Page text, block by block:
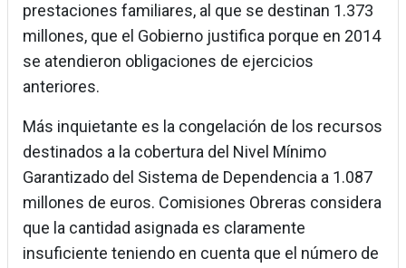
prestaciones familiares, al que se destinan 1.373
millones, que el Gobierno justifica porque en 2014
se atendieron obligaciones de ejercicios
anteriores.
Más inquietante es la congelación de los recursos
destinados a la cobertura del Nivel Mínimo
Garantizado del Sistema de Dependencia a 1.087
millones de euros. Comisiones Obreras considera
que la cantidad asignada es claramente
insuficiente teniendo en cuenta que el número de